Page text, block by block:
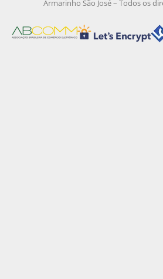
Armarinho São José – Todos os